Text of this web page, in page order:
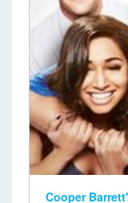
Cooper